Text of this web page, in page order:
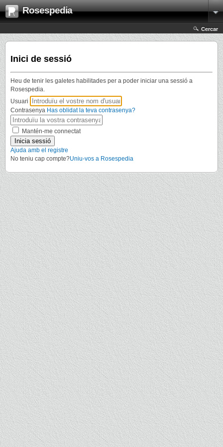
Rosespedia
Cercar
Inici de sessió
Heu de tenir les galetes habilitades per a poder iniciar una sessió a
Rosespedia.
Usuari
Contrasenya Has oblidat la teva contrasenya?
Mantén-me connectat
Ajuda amb el registre
No teniu cap compte?Uniu-vos a Rosespedia